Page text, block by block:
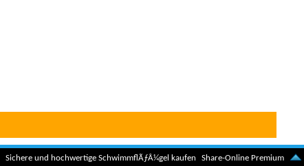
Sichere und hochwertige SchwimmflÃƒÂ¼gel kaufen Share-Online Premium